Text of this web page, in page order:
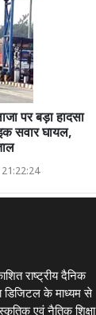
पर बड़ा हादसा
सवार घायल,
राष्ट्रीय दैनिक
के माध्यम से
एवं नैतिक शिक्षा